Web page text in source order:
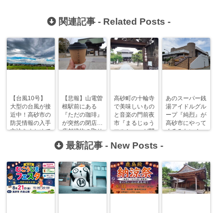
関連記事 - Related Posts -
【台風10号】
大型の台風が接
近中！高砂市の
防災情報の入手
方法をまとめて
【悲報】山電曽
根駅前にある
『ただの珈琲』
が突然の閉店…
店舗建物の取り
壊しのため。
高砂町の十輪寺
で美味しいもの
と音楽の門前夜
市『まるじゅう
マルシェ』が開
あのスーパー銭
湯アイドルグル
ープ『純烈』が
高砂市にやって
くるみたい！
最新記事 - New Posts -